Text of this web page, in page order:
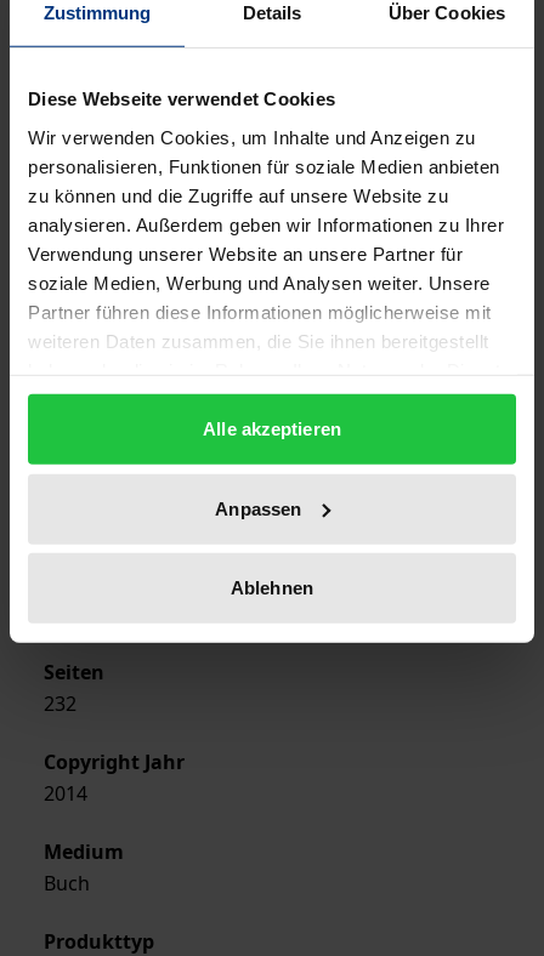
Zustimmung Details Über Cookies
Diese Webseite verwendet Cookies
Wir verwenden Cookies, um Inhalte und Anzeigen zu
personalisieren, Funktionen für soziale Medien anbieten
zu können und die Zugriffe auf unsere Website zu
analysieren. Außerdem geben wir Informationen zu Ihrer
Verwendung unserer Website an unsere Partner für
soziale Medien, Werbung und Analysen weiter. Unsere
Partner führen diese Informationen möglicherweise mit
weiteren Daten zusammen, die Sie ihnen bereitgestellt
gesammelt haben.
Alle akzeptieren
Anpassen
Ablehnen
Auflage
ISBN
978-3-487-14882-3
Erscheinungsdatum
01.02.2014
Erscheinungsjahr
2014
Verlag
Georg Olms Verlag
Seiten
232
Copyright Jahr
2014
Medium
Buch
Produkttyp